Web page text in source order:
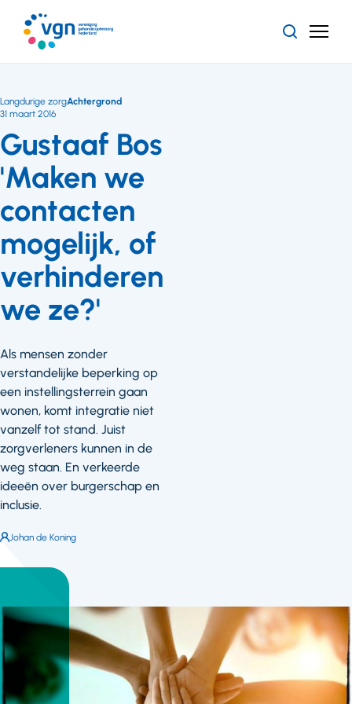
naar
hoofdinhoud
ZoekenMenu
Gustaaf Bos
'Maken we
contacten
mogelijk, of
verhinderen
we ze?'
Langdurige zorgAchtergrond
31 maart 2016
Als mensen zonder
verstandelijke beperking op
een instellingsterrein gaan
wonen, komt integratie niet
vanzelf tot stand. Juist
zorgverleners kunnen in de
weg staan. En verkeerde
ideeën over burgerschap en
inclusie.
Auteur:
Johan de Koning